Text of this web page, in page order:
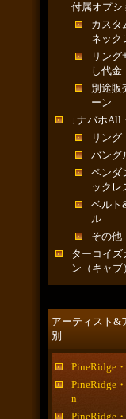
付属オプシ
カスタ
ネック
リング
し代金
別途販
ーン
↓ナバホAll
リング
バング
ペンダ
ックレ
ベルト
ル
その他
ターコイズ
ン（キャブ
アーティスト&
別
PineRidge
PineRidge
n
PineRidge